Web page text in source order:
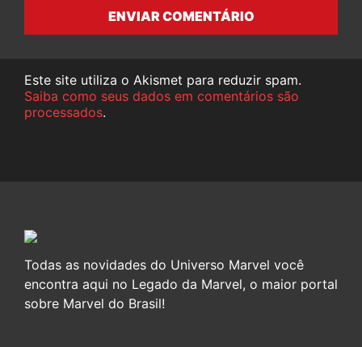
ENVIAR COMENTÁRIO
Este site utiliza o Akismet para reduzir spam.
Saiba como seus dados em comentários são
processados.
Todas as novidades do Universo Marvel você
encontra aqui no Legado da Marvel, o maior portal
sobre Marvel do Brasil!